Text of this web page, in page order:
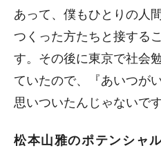
あって、僕もひとりの人
つくった方たちと接する
す。その後に東京で社会
ていたので、『あいつが
思いついたんじゃないで
松本山雅のポテンシャ